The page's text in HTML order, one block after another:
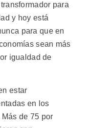
para
y hoy está
para que en
sean más
igualdad de
estar
en los
de 75 por